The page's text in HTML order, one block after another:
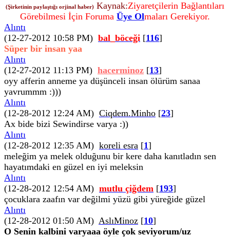
(Şirketinin paylaştığı orjinal haber) Kaynak:Ziyaretçilerin Bağlantıları
Görebilmesi İçin Foruma Üye Olmaları Gerekiyor.
Alıntı
(12-27-2012 10:58 PM) bal_böceği [116]
Süper bir insan yaa
Alıntı
(12-27-2012 11:13 PM) hacerminoz [13]
oyy afferin anneme ya düşünceli insan ölürüm sanaa
yavrummm :)))
Alıntı
(12-28-2012 12:24 AM) Ciqdem.Minho [23]
Ax bide bizi Sewindirse varya :))
Alıntı
(12-28-2012 12:35 AM) koreli esra [1]
meleğim ya melek olduğunu bir kere daha kanıtladın sen
hayatımdaki en güzel en iyi meleksin
Alıntı
(12-28-2012 12:54 AM) mutlu çiğdem [193]
çocuklara zaafın var değilmi yüzü gibi yüreğide güzel
Alıntı
(12-28-2012 01:50 AM) AslıMinoz [10]
O Senin kalbini varyaaa öyle çok seviyorum/uz